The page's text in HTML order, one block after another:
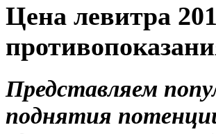
Цена левитра
Представляем
поднятия